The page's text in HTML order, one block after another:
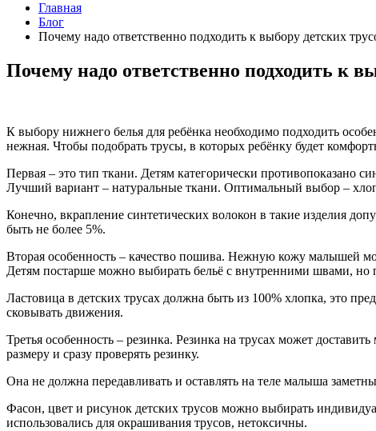
Главная
Блог
Почему надо ответственно подходить к выбору детских
Почему надо ответственно подходить к
К выбору нижнего белья для ребёнка необходимо подходить
нежная. Чтобы подобрать трусы, в которых ребёнку будет
Первая – это тип ткани. Детям категорически противопоказано
Лучший вариант – натуральные ткани. Оптимальный выбор –
Конечно, вкрапление синтетических волокон в такие изделия
быть не более 5%.
Вторая особенность – качество пошива. Нежную кожу малышей
Детям постарше можно выбирать бельё с внутренними швами,
Ластовица в детских трусах должна быть из 100% хлопка, это
сковывать движения.
Третья особенность – резинка. Резинка на трусах может
размеру и сразу проверять резинку.
Она не должна передавливать и оставлять на теле малыша
Фасон, цвет и рисунок детских трусов можно выбирать
использовались для окрашивания трусов, нетоксичны.